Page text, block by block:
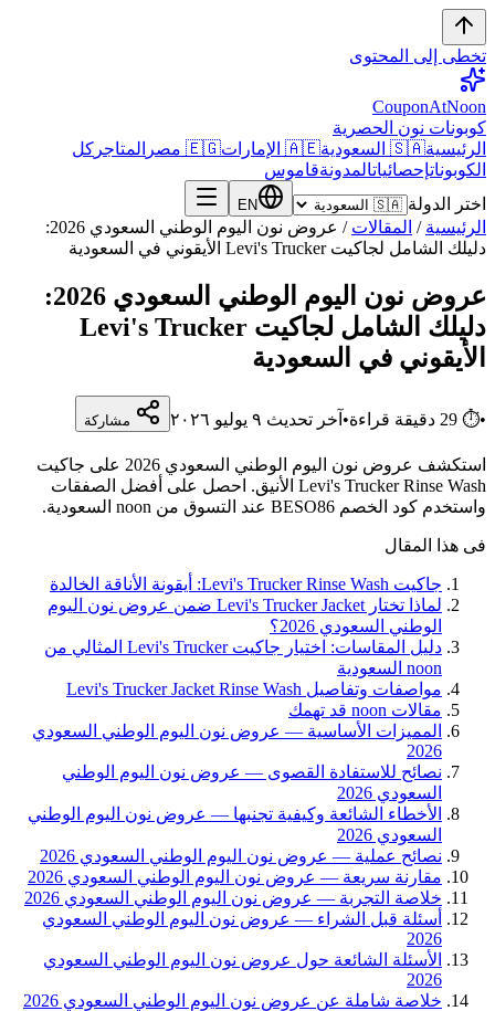
تخطى إلى المحتوى
CouponAtNoon
كوبونات نون الحصرية
الرئيسية🇸🇦 السعودية 🇦🇪 الإمارات 🇪🇬 مصر المتاجر كل
الكوبوناتإحصائياتالمدونةقاموس
اختر الدولة
EN
الرئيسية / المقالات /
عروض نون اليوم الوطني السعودي 2026:
دليلك الشامل لجاكيت Levi's Trucker الأيقوني في السعودية
عروض نون اليوم الوطني السعودي 2026:
دليلك الشامل لجاكيت Levi's Trucker
الأيقوني في السعودية
•
⏱
29 دقيقة قراءة• آخر تحديث ٩ يوليو ٢٠٢٦ مشاركة
استكشف عروض نون اليوم الوطني السعودي 2026 على جاكيت
Levi's Trucker Rinse Wash الأنيق. احصل على أفضل الصفقات
واستخدم كود الخصم BESO86 عند التسوق من noon السعودية.
فى هذا المقال
جاكيت Levi's Trucker Rinse Wash: أيقونة الأناقة الخالدة
لماذا تختار Levi's Trucker Jacket ضمن عروض نون اليوم
الوطني السعودي 2026؟
دليل المقاسات: اختيار جاكيت Levi's Trucker المثالي من
noon السعودية
مواصفات وتفاصيل Levi's Trucker Jacket Rinse Wash
مقالات noon قد تهمك
المميزات الأساسية — عروض نون اليوم الوطني السعودي
2026
نصائح للاستفادة القصوى — عروض نون اليوم الوطني
السعودي 2026
الأخطاء الشائعة وكيفية تجنبها — عروض نون اليوم الوطني
السعودي 2026
نصائح عملية — عروض نون اليوم الوطني السعودي 2026
مقارنة سريعة — عروض نون اليوم الوطني السعودي 2026
خلاصة التجربة — عروض نون اليوم الوطني السعودي 2026
أسئلة قبل الشراء — عروض نون اليوم الوطني السعودي
2026
الأسئلة الشائعة حول عروض نون اليوم الوطني السعودي
2026
خلاصة شاملة عن عروض نون اليوم الوطني السعودي 2026